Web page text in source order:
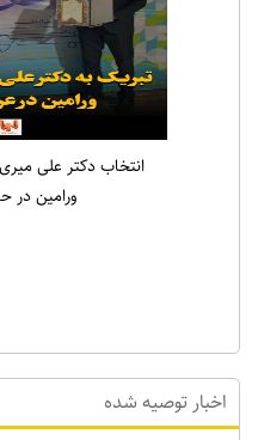
انتخاب دکتر علی
ورامین در
اخبار توصیه شده